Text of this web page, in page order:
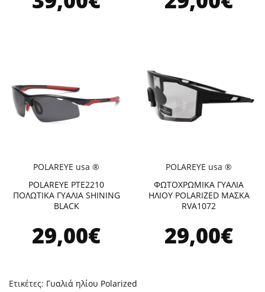
POLAREYE usa ®
POLAREYE PTE2210
ΠΟΛΩΤΙΚΑ ΓΥΑΛΙΑ SHINING
BLACK
29,00€
POLAREYE usa ®
ΦΩΤΟΧΡΩΜΙΚΑ ΓΥΑΛΙΑ
ΗΛΙΟΥ POLARIZED ΜΑΣΚΑ
RVA1072
29,00€
Ετικέτες: Γυαλιά ηλίου Polarized